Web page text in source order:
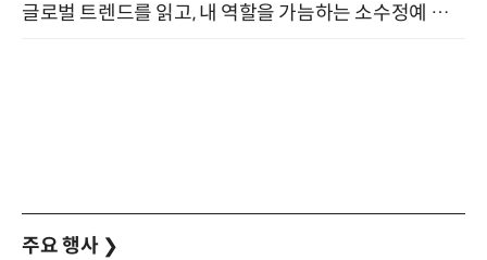
글로벌 트렌드를 읽고, 내 역할을 가늠하는 소수정예 실습 워크숍 (8/28)
주요 행사 ❯